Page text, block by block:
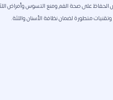
الحفاظ على صحة الفم ومنع التسوس وأمراض
متطورة لضمان نظافة الأسنان واللثة.